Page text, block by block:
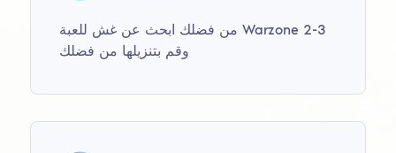
من فضلك ابحث عن غش للعبة Warzone 2-3
وقم بتنزيلها من فضلك